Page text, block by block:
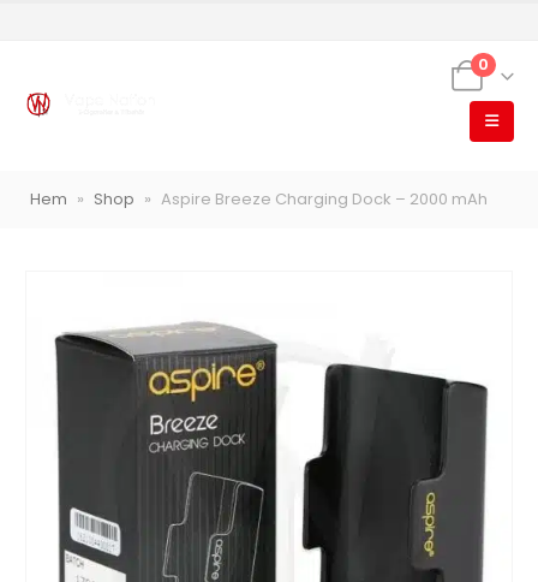
0
Hem » Shop » Aspire Breeze Charging Dock – 2000 mAh